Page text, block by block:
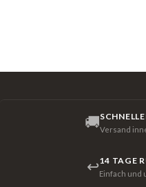
🚚Versand
↩14 TAGE
Einfach und